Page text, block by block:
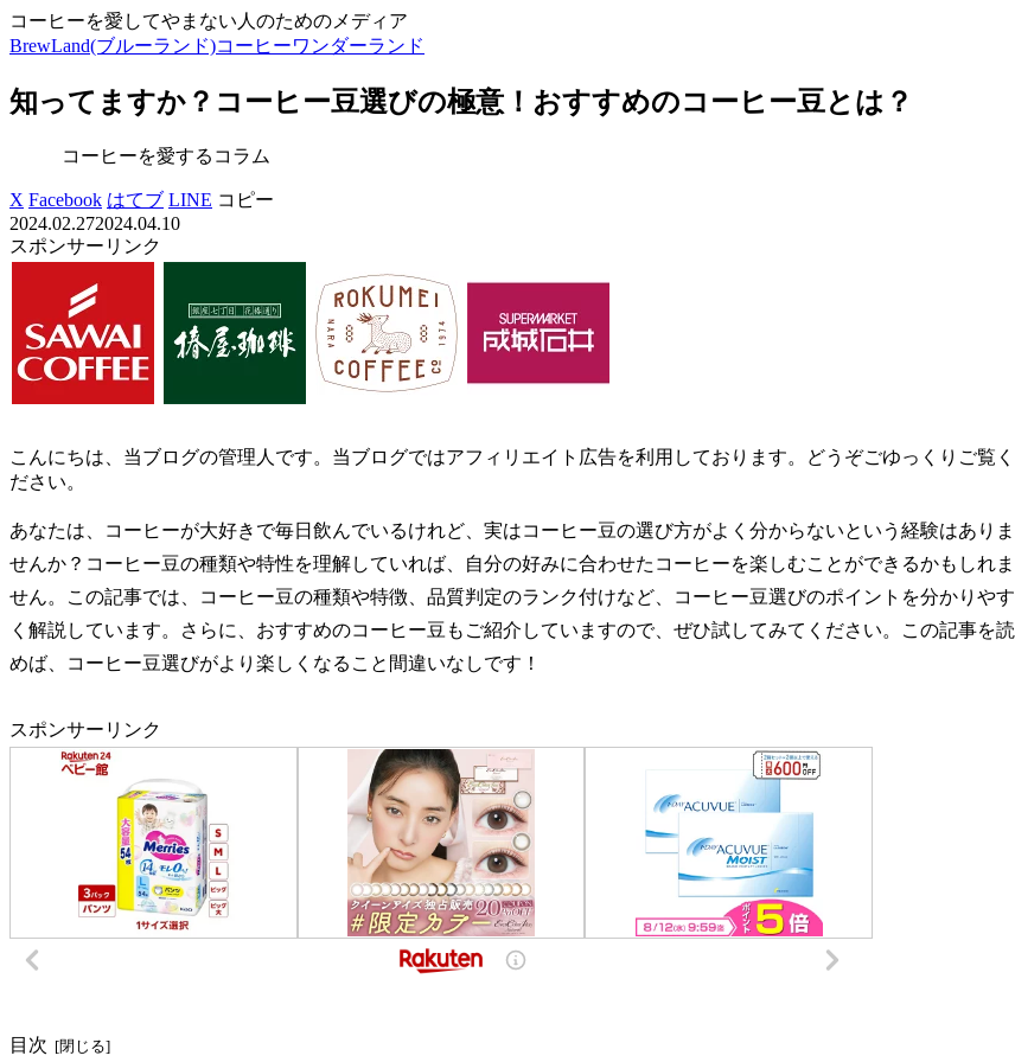
コーヒーを愛してやまない人のためのメディア
BrewLand(ブルーランド)コーヒーワンダーランド
知ってますか？コーヒー豆選びの極意！おすすめのコーヒー豆とは？
コーヒーを愛するコラム
X Facebook はてブ LINE コピー
2024.02.272024.04.10
スポンサーリンク
こんにちは、当ブログの管理人です。当ブログではアフィリエイト広告を利用しております。どうぞごゆっくりご覧く
ださい。
あなたは、コーヒーが大好きで毎日飲んでいるけれど、実はコーヒー豆の選び方がよく分からないという経験はありま
せんか？コーヒー豆の種類や特性を理解していれば、自分の好みに合わせたコーヒーを楽しむことができるかもしれま
せん。この記事では、コーヒー豆の種類や特徴、品質判定のランク付けなど、コーヒー豆選びのポイントを分かりやす
く解説しています。さらに、おすすめのコーヒー豆もご紹介していますので、ぜひ試してみてください。この記事を読
めば、コーヒー豆選びがより楽しくなること間違いなしです！
スポンサーリンク
目次